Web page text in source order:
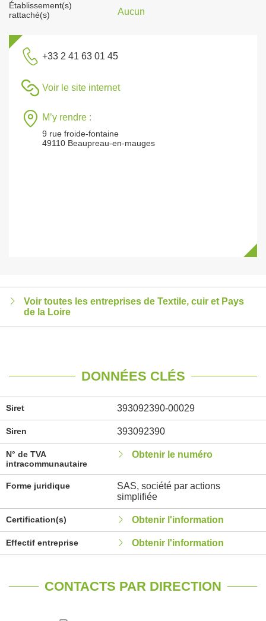
Établissement(s)
rattaché(s)
Aucun
+33 2 41 63 01 45
Voir le site internet
M’y rendre :
9 rue froide-fontaine
49110 Beaupreau-en-mauges
Voir toutes les entreprises de Textile, cuir et Pays
de la Loire
DONNÉES CLÉS
Siret 393092390-00029
Siren 393092390
N° de TVA
intracommunautaire
Obtenir le numéro
Forme juridique
SAS, société par actions
simplifiée
Certification(s) Obtenir l'information
Effectif entreprise Obtenir l'information
CONTACTS PAR DIRECTION